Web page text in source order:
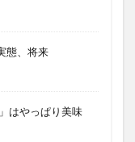
態、将来
はやっぱり美味